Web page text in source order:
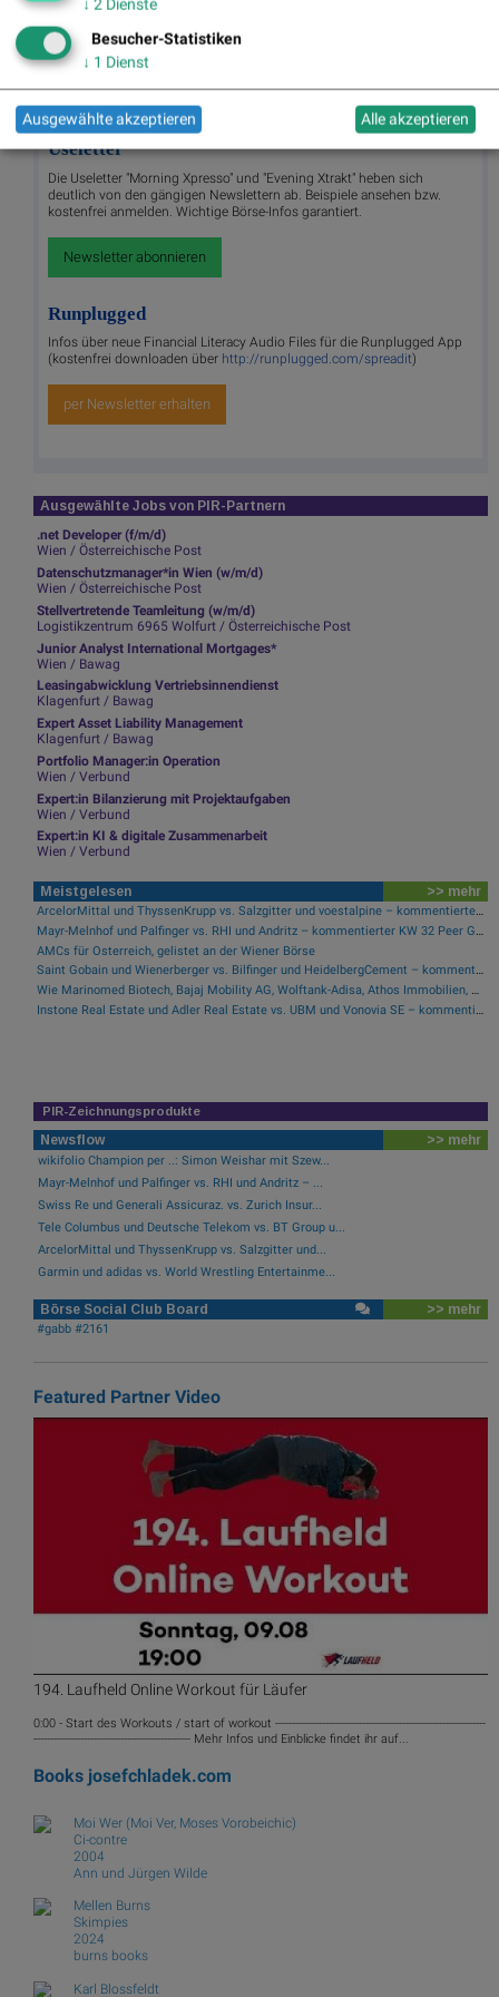
>> Besuchen Sie 55 weitere Partner auf
social.com/partner
Useletter
Die Useletter "Morning Xpresso" und "Evening Xtrakt" heben sich
deutlich von den gängigen Newslettern ab. Beispiele ansehen bzw.
kostenfrei anmelden. Wichtige Börse-Infos garantiert.
Newsletter abonnieren
Runplugged
Infos über neue Financial Literacy Audio Files für die Runplugged App
(kostenfrei downloaden über http://runplugged.com/spreadit)
per Newsletter erhalten
Ausgewählte Jobs von PIR-Partnern
.net Developer (f/m/d)
Wien / Österreichische Post
Datenschutzmanager*in Wien (w/m/d)
Wien / Österreichische Post
Stellvertretende Teamleitung (w/m/d)
Logistikzentrum 6965 Wolfurt / Österreichische Post
Junior Analyst International Mortgages*
Wien / Bawag
Leasingabwicklung Vertriebsinnendienst
Klagenfurt / Bawag
Expert Asset Liability Management
Klagenfurt / Bawag
Portfolio Manager:in Operation
Wien / Verbund
Expert:in Bilanzierung mit Projektaufgaben
Wien / Verbund
Expert:in KI & digitale Zusammenarbeit
Wien / Verbund
Meistgelesen >> mehr
ArcelorMittal und ThyssenKrupp vs. Salzgitter und voestalpine – kommentierter KW 32 Peer Group Watch Stahl
Mayr-Melnhof und Palfinger vs. RHI und Andritz – kommentierter KW 32 Peer Group Watch Zykliker Österreich
AMCs für Österreich, gelistet an der Wiener Börse
Saint Gobain und Wienerberger vs. Bilfinger und HeidelbergCement – kommentierter KW 32 Peer Group Watch Bau & Baustoffe
Wie Marinomed Biotech, Bajaj Mobility AG, Wolftank-Adisa, Athos Immobilien, Rosenbauer und Telekom Austria für Gesprächsstoff in Österreich sorgten
Instone Real Estate und Adler Real Estate vs. UBM und Vonovia SE – kommentierter KW 17 Peer Group Watch Immobilien
PIR-Zeichnungsprodukte
Newsflow >> mehr
wikifolio Champion per ..: Simon Weishar mit Szew...
Mayr-Melnhof und Palfinger vs. RHI und Andritz – ...
Swiss Re und Generali Assicuraz. vs. Zurich Insur...
Tele Columbus und Deutsche Telekom vs. BT Group u...
ArcelorMittal und ThyssenKrupp vs. Salzgitter und...
Garmin und adidas vs. World Wrestling Entertainme...
Börse Social Club Board >> mehr
#gabb #2161
Featured Partner Video
194. Laufheld Online Workout für Läufer
0:00 - Start des Workouts / start of workout ---------------------------------------------------------------
----------------------------------------------- Mehr Infos und Einblicke findet ihr auf...
Books josefchladek.com
Moi Wer (Moi Ver, Moses Vorobeichic)
Ci-contre
2004
Ann und Jürgen Wilde
Mellen Burns
Skimpies
2024
burns books
Karl Blossfeldt
↓ 2 Dienste
Besucher-Statistiken
↓ 1 Dienst
Ausgewählte akzeptieren Alle akzeptieren